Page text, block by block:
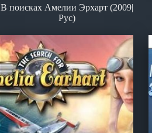
В поисках Амелии Эрхарт (2009|
Рус)